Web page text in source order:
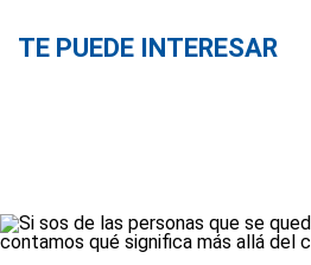
TE PUEDE INTERESAR